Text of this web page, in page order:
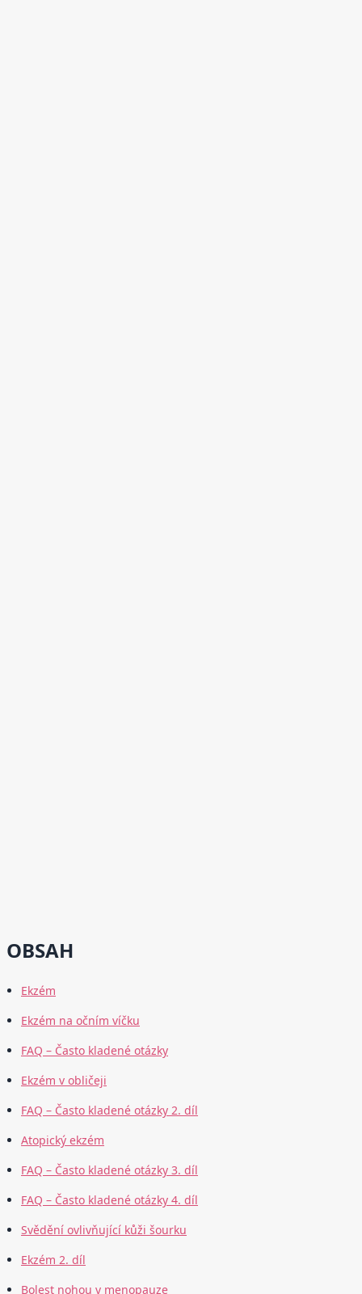
OBSAH
Ekzém
Ekzém na očním víčku
FAQ – Často kladené otázky
Ekzém v obličeji
FAQ – Často kladené otázky 2. díl
Atopický ekzém
FAQ – Často kladené otázky 3. díl
FAQ – Často kladené otázky 4. díl
Svědění ovlivňující kůži šourku
Ekzém 2. díl
Bolest nohou v menopauze